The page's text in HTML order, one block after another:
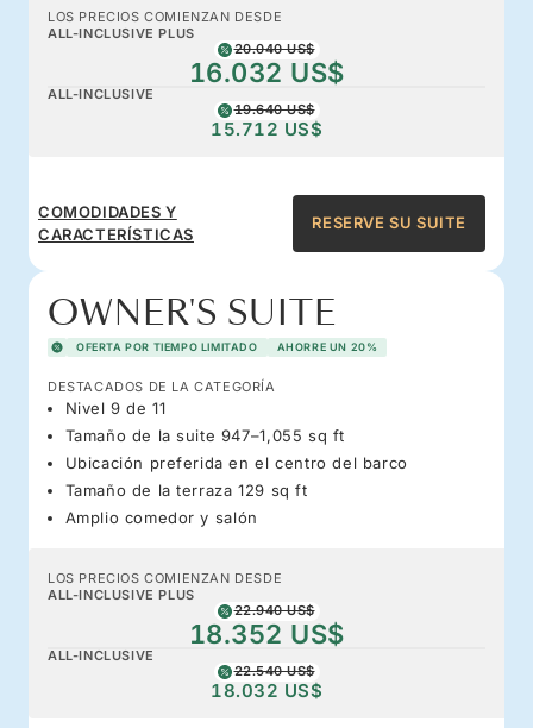
LOS PRECIOS COMIENZAN DESDE
ALL-INCLUSIVE PLUS
20.040 US$
16.032 US$
ALL-INCLUSIVE
19.640 US$
15.712 US$
COMODIDADES Y
CARACTERÍSTICAS
RESERVE SU SUITE
OWNER'S SUITE
OFERTA POR TIEMPO LIMITADO AHORRE UN 20%
DESTACADOS DE LA CATEGORÍA
Nivel 9 de 11
Tamaño de la suite 947–1,055 sq ft
Ubicación preferida en el centro del barco
Tamaño de la terraza 129 sq ft
Amplio comedor y salón
LOS PRECIOS COMIENZAN DESDE
ALL-INCLUSIVE PLUS
22.940 US$
18.352 US$
ALL-INCLUSIVE
22.540 US$
18.032 US$